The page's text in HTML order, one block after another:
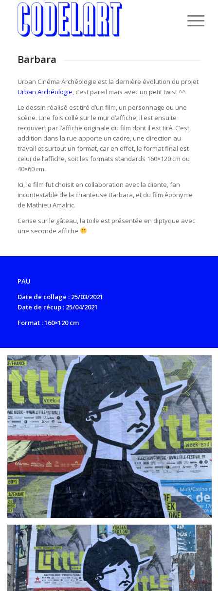
Barbara
Urban Cinéma Archéologie est la dernière évolution du projet
Urban Archéologie, c’est pareil mais avec un petit twist ^^
Le dessin réalisé est tiré d’un film, un personnage ou une
scène. Une fois collé sur le mur d’affiche, il est ensuite
recouvert par l’affiche originale du film dont il est tiré. C’est
addition dans la rue apporte un cadre, une direction au
travail et surtout un format, car en effet, le format final est
celui de l’affiche, soit les formats standards 160×120 cm ou
40×60 cm.
Ici, le film fut choisit en collaboration avec la cliente, fan
incontestable de la chanteuse Barbara, et du film éponyme
de Mathieu Amalric.
Cerise sur le gâteau, la toile est présentée en diptyque avec
une seconde affiche
PAU
Date de collage : 25/03/2021
Date de récup : 25/04/2021
Format : 160×120 cm